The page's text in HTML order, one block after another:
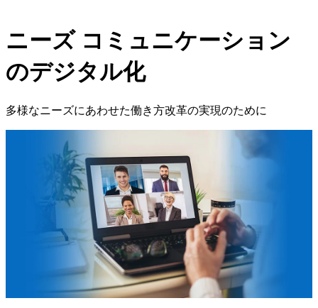
ニーズ コミュニケーション
のデジタル化
多様なニーズにあわせた働き方改革の実現のために